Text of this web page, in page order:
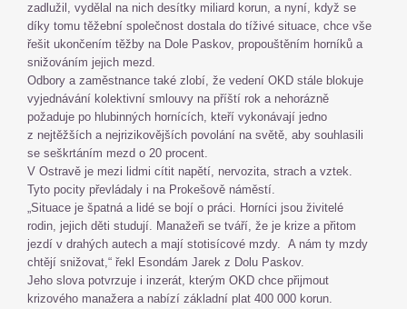
zadlužil, vydělal na nich desítky miliard korun, a nyní, když se
díky tomu těžební společnost dostala do tíživé situace, chce vše
řešit ukončením těžby na Dole Paskov, propouštěním horníků a
snižováním jejich mezd.
Odbory a zaměstnance také zlobí, že vedení OKD stále blokuje
vyjednávání kolektivní smlouvy na příští rok a nehorázně
požaduje po hlubinných hornících, kteří vykonávají jedno
z nejtěžších a nejrizikovějších povolání na světě, aby souhlasili
se seškrtáním mezd o 20 procent.
V Ostravě je mezi lidmi cítit napětí, nervozita, strach a vztek.
Tyto pocity převládaly i na Prokešově náměstí.
„Situace je špatná a lidé se bojí o práci. Horníci jsou živitelé
rodin, jejich děti studují. Manažeři se tváří, že je krize a přitom
jezdí v drahých autech a mají stotisícové mzdy. A nám ty mzdy
chtějí snižovat,“ řekl Esondám Jarek z Dolu Paskov.
Jeho slova potvrzuje i inzerát, kterým OKD chce přijmout
krizového manažera a nabízí základní plat 400 000 korun.